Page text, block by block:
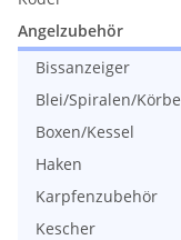
Angelzubehör
Bissanzeiger
Blei/Spiralen/Körbe
Boxen/Kessel
Haken
Karpfenzubehör
Kescher